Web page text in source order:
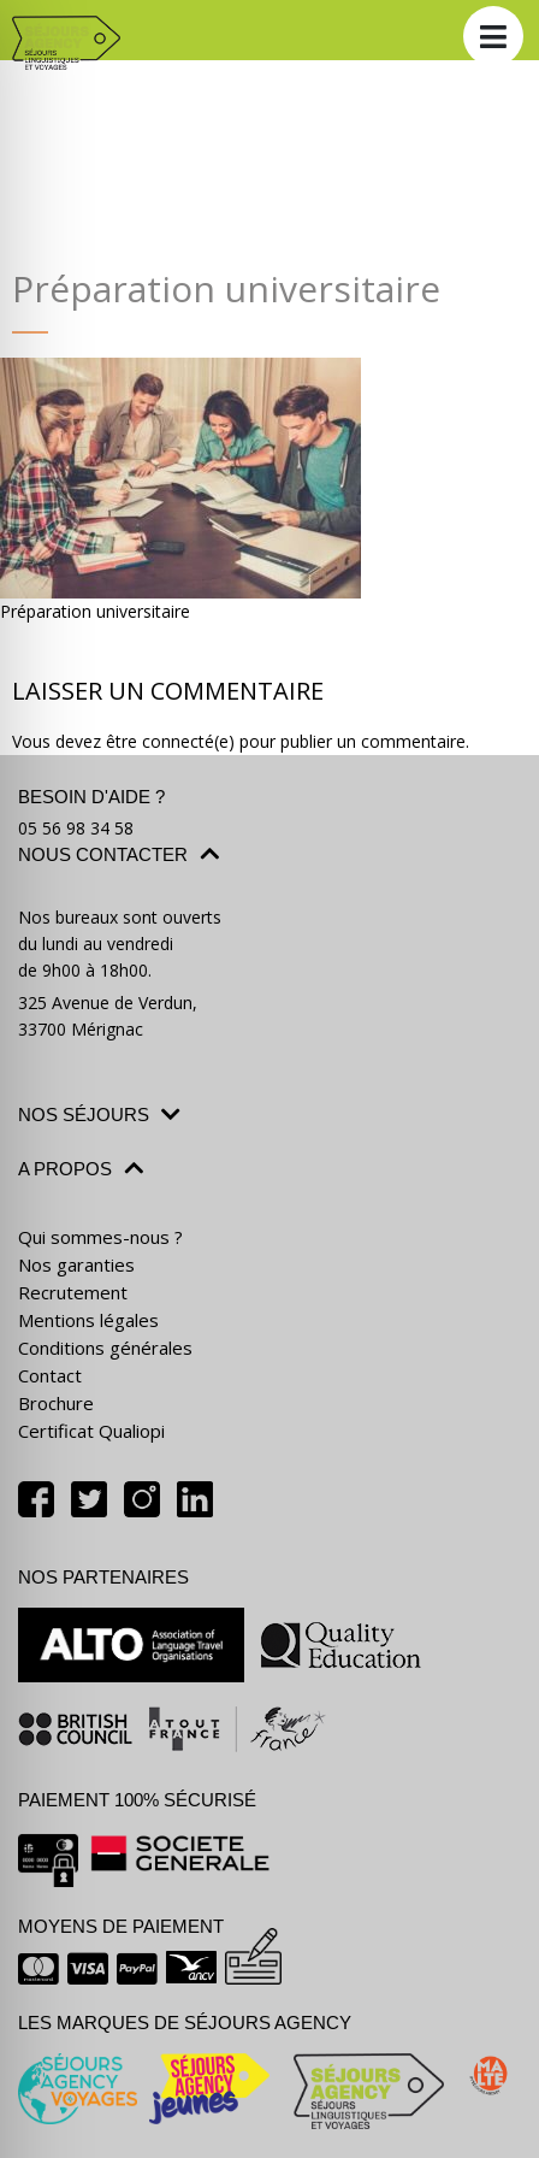
Préparation universitaire
Préparation universitaire
LAISSER UN COMMENTAIRE
Vous devez être connecté(e) pour publier un commentaire.
BESOIN D'AIDE ?
05 56 98 34 58
NOUS CONTACTER
Nos bureaux sont ouverts
du lundi au vendredi
de 9h00 à 18h00.
325 Avenue de Verdun,
33700 Mérignac
NOS SÉJOURS
A PROPOS
Qui sommes-nous ?
Nos garanties
Recrutement
Mentions légales
Conditions générales
Contact
Brochure
Certificat Qualiopi
NOS PARTENAIRES
PAIEMENT 100% SÉCURISÉ
MOYENS DE PAIEMENT
LES MARQUES DE SÉJOURS AGENCY
partir ? Devis & contact